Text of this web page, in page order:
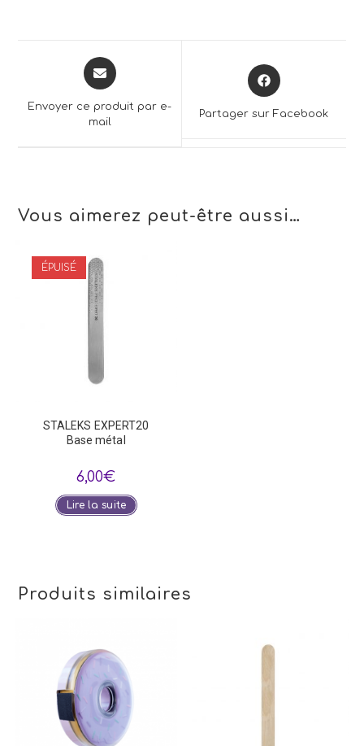
Opens
in
new
Envoyer ce produit par e-
mail
Opens
in
Partager sur Facebook
Vous aimerez peut-être aussi…
ÉPUISÉ
STALEKS EXPERT20
Base métal
6,00€
Lire la suite
Produits similaires